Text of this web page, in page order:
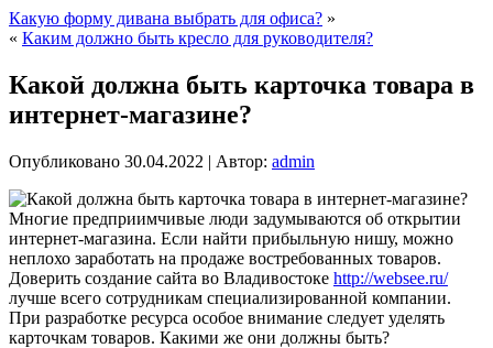
Какую форму дивана выбрать для офиса? »
« Каким должно быть кресло для руководителя?
Какой должна быть карточка товара в
интернет-магазине?
Опубликовано 30.04.2022 | Автор: admin
Многие предприимчивые люди задумываются об открытии
интернет-магазина. Если найти прибыльную нишу, можно
неплохо заработать на продаже востребованных товаров.
Доверить создание сайта во Владивостоке http://websee.ru/
лучше всего сотрудникам специализированной компании.
При разработке ресурса особое внимание следует уделять
карточкам товаров. Какими же они должны быть?